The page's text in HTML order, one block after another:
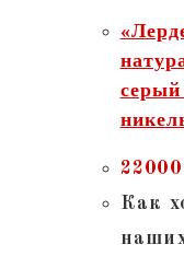
22000
Как